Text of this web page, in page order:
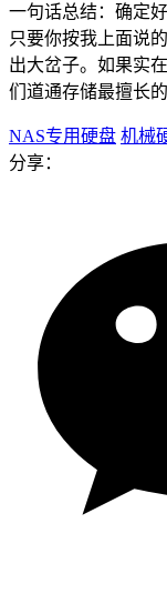
一句话总结：确定
只要你按我上面说
出大岔子。如果实
们道通存储最擅长
NAS专用硬盘 机械
分享：